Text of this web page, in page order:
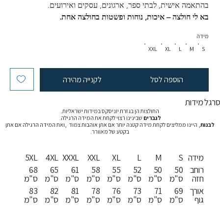
בהתאמה אישית, לבתי ספר, ארגונים, עסקים ואירועים.
בא לי חולצה – איכות, נוחות ופשטות בחולצה אחת.
S
M
L
XL
XXL
מידה
הוספה לסל לקנייה מהירה
סרגל מידות
החולצות הן בגזרת יוניסקס במידות ישראליות.
לגברים שבינינו רצוי לקחת את המידה הרגילה.
לבנות, היינו ממליצים לקחת מידה קטנה יותר אם אתן אוהבות צמוד ,ואת המידה הרגילה אם אתן
בקטע של מאוורר.
5XL
68
ס"מ
83
ס"מ
4XL
65
ס"מ
82
ס"מ
XXXL
61
ס"מ
81
ס"מ
XXL
58
ס"מ
78
ס"מ
XL
55
ס"מ
76
ס"מ
L
52
ס"מ
73
ס"מ
M
50
ס"מ
71
ס"מ
S
50
ס"מ
69
ס"מ
מידה
רוחב
חזה
אורך
גוף